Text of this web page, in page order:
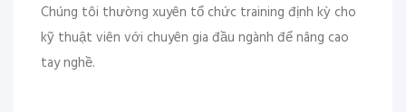
Chúng tôi thường xuyên tổ chức training định kỳ cho
kỹ thuật viên với chuyên gia đầu ngành để nâng cao
tay nghề.